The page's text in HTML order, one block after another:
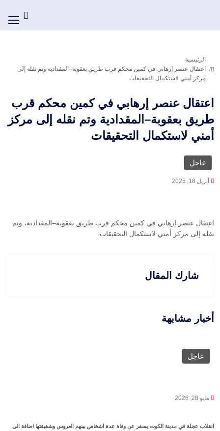
الرئيسية
اعتقال عنصر إرهابي في كمين محكم قرب طريق بعقوبة–المقدادية وتم نقله إلى
مركز أمني لاستكمال التحقيقات
اعتقال عنصر إرهابي في كمين محكم قرب
طريق بعقوبة–المقدادية وتم نقله إلى مركز
أمني لاستكمال التحقيقات
عاجل
أبريل 18, 2025
اعتقال عنصر إرهابي في كمين محكم قرب طريق بعقوبة–المقدادية، وتم
نقله إلى مركز أمني لاستكمال التحقيقات.
شارك المقال
أخبار مشابهة
عاجل
مايو 28, 2026
انقلاب عجلة في مدينة الكوت يسفر عن وفاة عدة اشخاص بينهم العروس وشقيقتها اضافة الى